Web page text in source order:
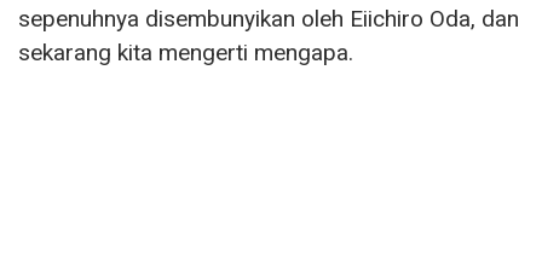
sepenuhnya disembunyikan oleh Eiichiro Oda, dan
sekarang kita mengerti mengapa.